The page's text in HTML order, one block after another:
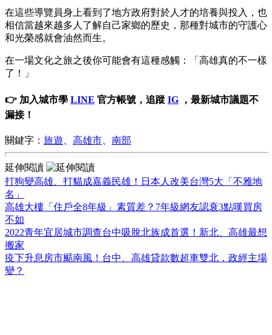
在這些導覽員身上看到了地方政府對於人才的培養與投入，也
相信當越來越多人了解自己家鄉的歷史，那種對城市的守護心
和光榮感就會油然而生。
在一場文化之旅之後你可能會有這種感觸：「高雄真的不一樣
了！」
👉 加入城市學 LINE 官方帳號，追蹤 IG ，最新城市議題不
漏接！
關鍵字： 旅遊 高雄市 南部
延伸閱讀
打狗變高雄、打貓成嘉義民雄！日本人改美台灣5大「不雅地
名」
高雄大樓「住戶全8年級」素質差？7年級網友認衰3點嘆買房
不如
2022青年宜居城市調查台中吸脫北族成首選！新北、高雄最想
搬家
疫下升息房市颳南風！台中、高雄貸款數超車雙北，政經主場
變？